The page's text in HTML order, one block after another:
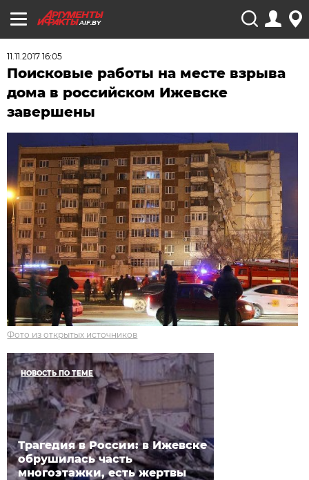
AIF.BY
11.11.2017 16:05
Поисковые работы на месте взрыва
дома в российском Ижевске
завершены
Фото из открытых источников
НОВОСТЬ ПО ТЕМЕ
Трагедия в России: в Ижевске
обрушилась часть
многоэтажки, есть жертвы